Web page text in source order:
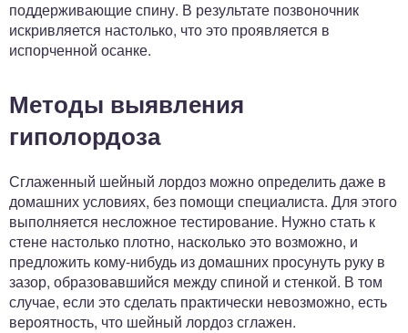
поддерживающие спину. В результате позвоночник
искривляется настолько, что это проявляется в
испорченной осанке.
Методы выявления
гиполордоза
Сглаженный шейный лордоз можно определить даже в
домашних условиях, без помощи специалиста. Для этого
выполняется несложное тестирование. Нужно стать к
стене настолько плотно, насколько это возможно, и
предложить кому-нибудь из домашних просунуть руку в
зазор, образовавшийся между спиной и стенкой. В том
случае, если это сделать практически невозможно, есть
вероятность, что шейный лордоз сглажен.